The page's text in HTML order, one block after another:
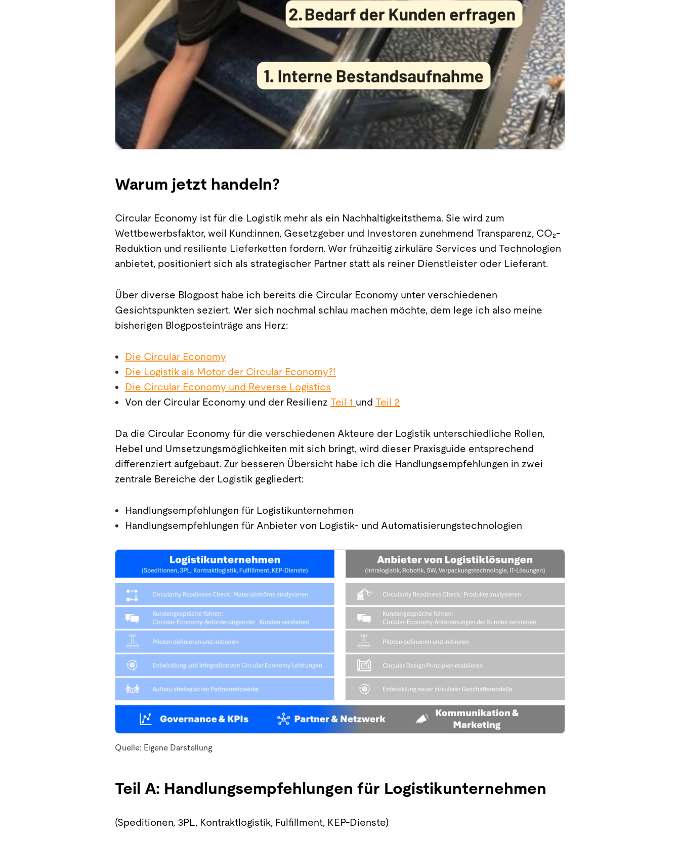
Warum jetzt handeln?
Circular Economy ist für die Logistik mehr als ein Nachhaltigkeitsthema. Sie wird zum
Wettbewerbsfaktor, weil Kund:innen, Gesetzgeber und Investoren zunehmend Transparenz, CO₂-
Reduktion und resiliente Lieferketten fordern. Wer frühzeitig zirkuläre Services und Technologien
anbietet, positioniert sich als strategischer Partner statt als reiner Dienstleister oder Lieferant.
Über diverse Blogpost habe ich bereits die Circular Economy unter verschiedenen
Gesichtspunkten seziert. Wer sich nochmal schlau machen möchte, dem lege ich also meine
bisherigen Blogposteinträge ans Herz:
Die Circular Economy
Die Logistik als Motor der Circular Economy?!
Die Circular Economy und Reverse Logistics
Von der Circular Economy und der Resilienz Teil 1 und Teil 2
Da die Circular Economy für die verschiedenen Akteure der Logistik unterschiedliche Rollen,
Hebel und Umsetzungsmöglichkeiten mit sich bringt, wird dieser Praxisguide entsprechend
differenziert aufgebaut. Zur besseren Übersicht habe ich die Handlungsempfehlungen in zwei
zentrale Bereiche der Logistik gegliedert:
Handlungsempfehlungen für Logistikunternehmen
Handlungsempfehlungen für Anbieter von Logistik- und Automatisierungstechnologien
Quelle: Eigene Darstellung
Teil A: Handlungsempfehlungen für Logistikunternehmen
(Speditionen, 3PL, Kontraktlogistik, Fulfillment, KEP-Dienste)